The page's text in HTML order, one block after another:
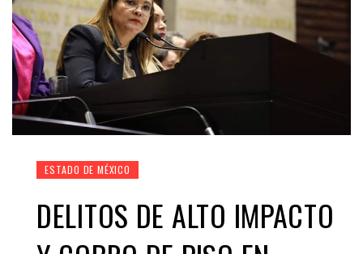
ESTADO DE MÉXICO
DELITOS DE ALTO IMPACTO